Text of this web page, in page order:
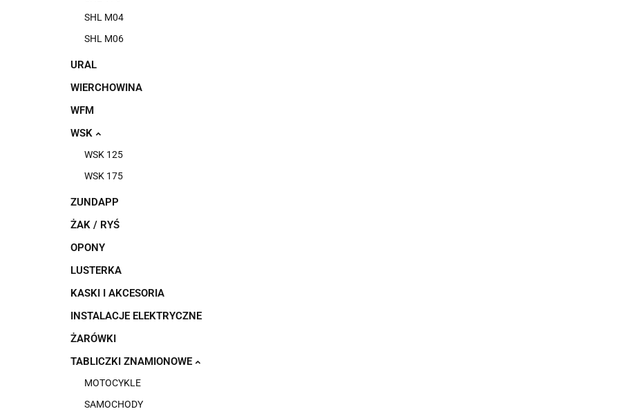
SHL M04
SHL M06
URAL
WIERCHOWINA
WFM
WSK
WSK 125
WSK 175
ZUNDAPP
ŻAK / RYŚ
OPONY
LUSTERKA
KASKI I AKCESORIA
INSTALACJE ELEKTRYCZNE
ŻARÓWKI
TABLICZKI ZNAMIONOWE
MOTOCYKLE
SAMOCHODY